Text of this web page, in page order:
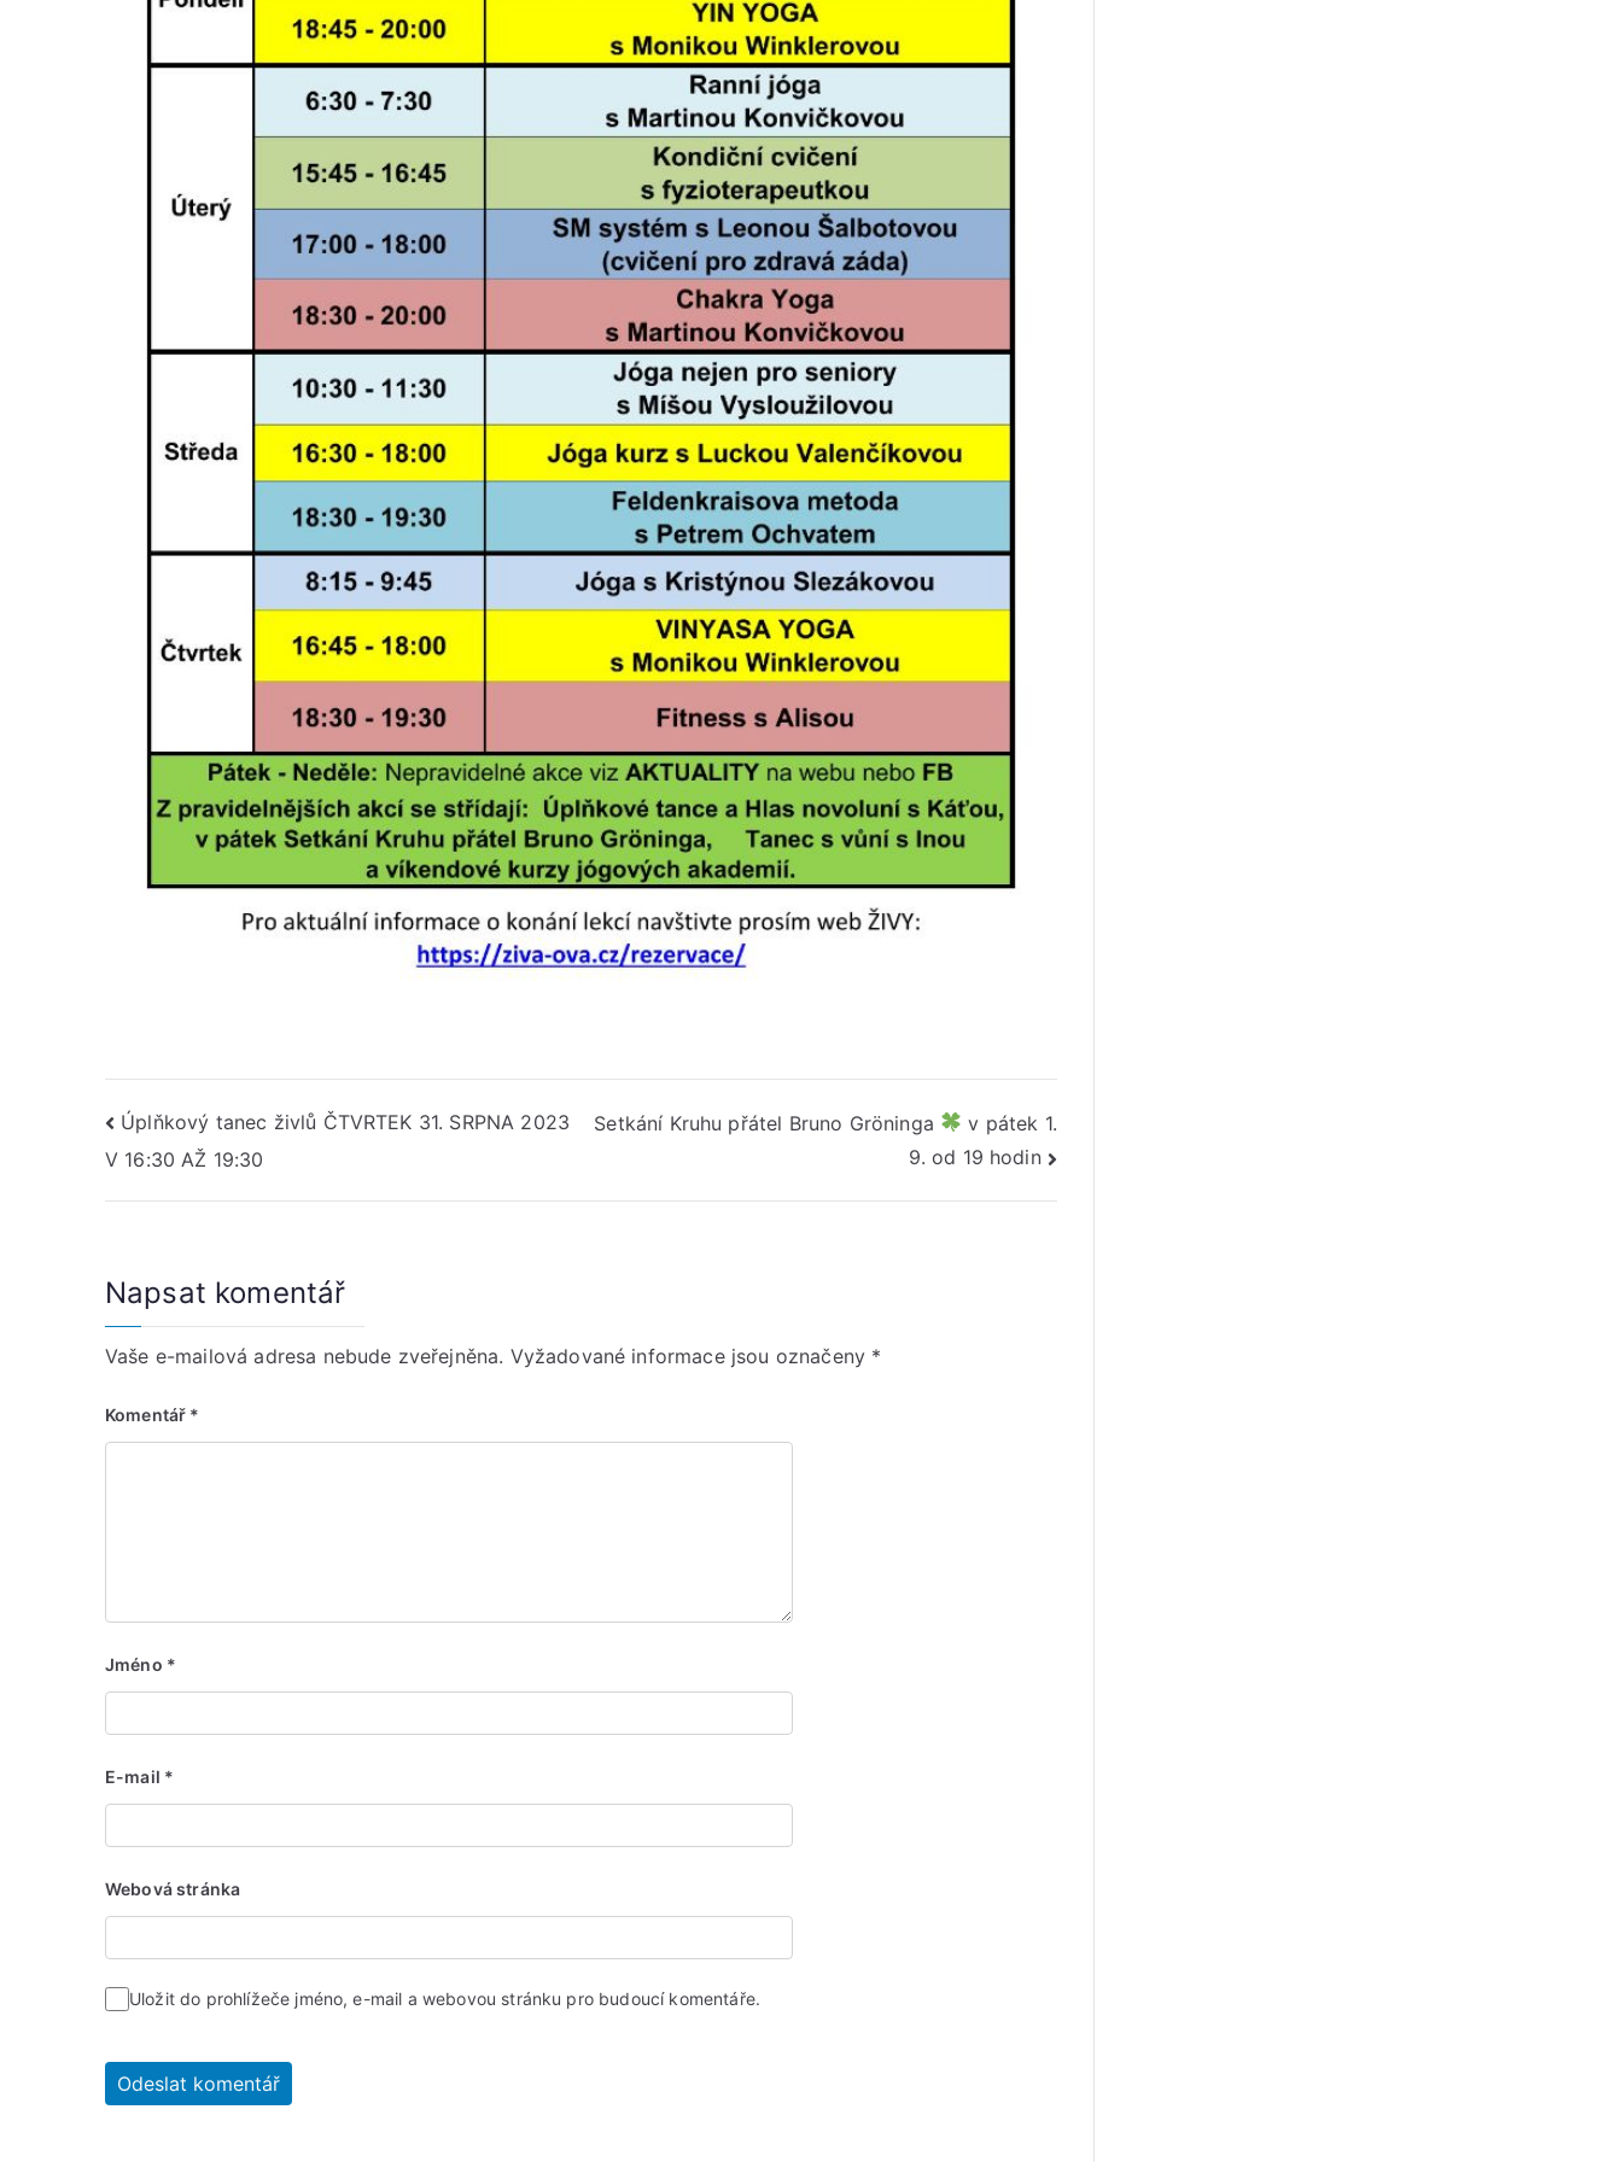
Navigace
pro
Úplňkový tanec živlů ČTVRTEK 31. SRPNA 2023
V 16:30 AŽ 19:30
Setkání Kruhu přátel Bruno Gröninga
v pátek 1.
9. od 19 hodin
Napsat komentář
Vaše e-mailová adresa nebude zveřejněna. Vyžadované informace jsou označeny *
Komentář *
Jméno *
E-mail *
Webová stránka
Uložit do prohlížeče jméno, e-mail a webovou stránku pro budoucí komentáře.